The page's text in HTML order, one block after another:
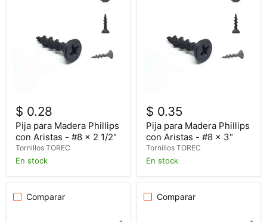
$ 0.28
Pija para Madera Phillips
con Aristas - #8 x 2 1/2"
Tornillos TOREC
En stock
$ 0.35
Pija para Madera Phillips
con Aristas - #8 x 3"
Tornillos TOREC
En stock
Comparar Comparar